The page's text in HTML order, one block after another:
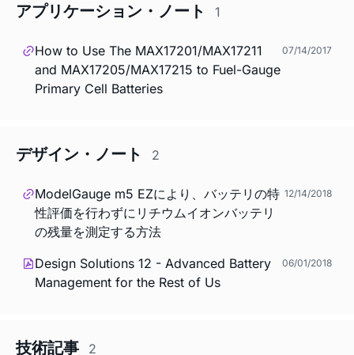
アプリケーション・ノート 1
How to Use The MAX17201/MAX17211
and MAX17205/MAX17215 to Fuel-Gauge
Primary Cell Batteries
07/14/2017
デザイン・ノート 2
ModelGauge m5 EZにより、バッテリの特
性評価を行わずにリチウムイオンバッテリ
の残量を測定する方法
12/14/2018
Design Solutions 12 - Advanced Battery
Management for the Rest of Us
06/01/2018
技術記事 2